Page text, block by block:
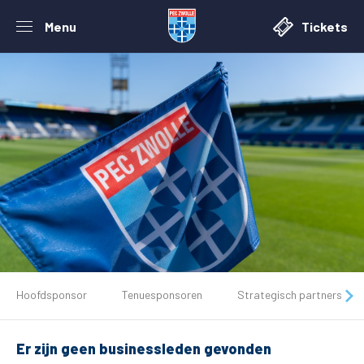
Menu Tickets
Tickets
Matchdays
Hoofdsponsor Tenuesponsoren Strategisch partners
Er zijn geen businessleden gevonden